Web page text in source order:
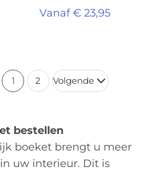
Vanaf € 23,95
1 2 Volgende
bestellen
boeket brengt u meer
uw interieur. Dit is